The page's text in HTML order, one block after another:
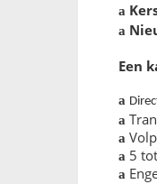
a
a
Een
a
a
a
a 5
a